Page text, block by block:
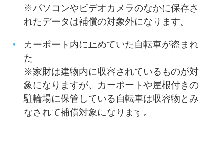
※パソコンやビデオカメラのなかに保存さ
れたデータは補償の対象外になります。
カーポート内に止めていた自転車が盗まれ
た
※家財は建物内に収容されているものが対
象になりますが、カーポートや屋根付きの
駐輪場に保管している自転車は収容物とみ
なされて補償対象になります。